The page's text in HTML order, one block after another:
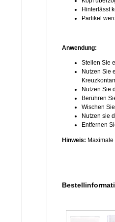
Hinterlässt
Partikel
Anwendung:
Stellen Sie
Nutzen Sie
Nutzen Sie
Berühren
Wischen
Nutzen sie
Entfernen
Hinweis: